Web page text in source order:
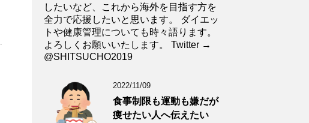
したいなど、これから海外を目指す方を
全力で応援したいと思います。 ダイエッ
トや健康管理についても時々語ります。
よろしくお願いいたします。 Twitter →
@SHITSUCHO2019
2022/11/09
食事制限も運動も嫌だが
痩せたい人へ伝えたい